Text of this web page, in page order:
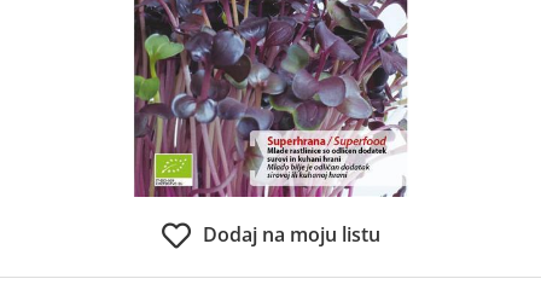
Dodaj na moju listu